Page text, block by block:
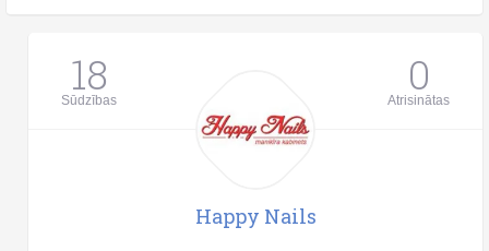
18
Sūdzības 0
Atrisinātas
Happy Nails